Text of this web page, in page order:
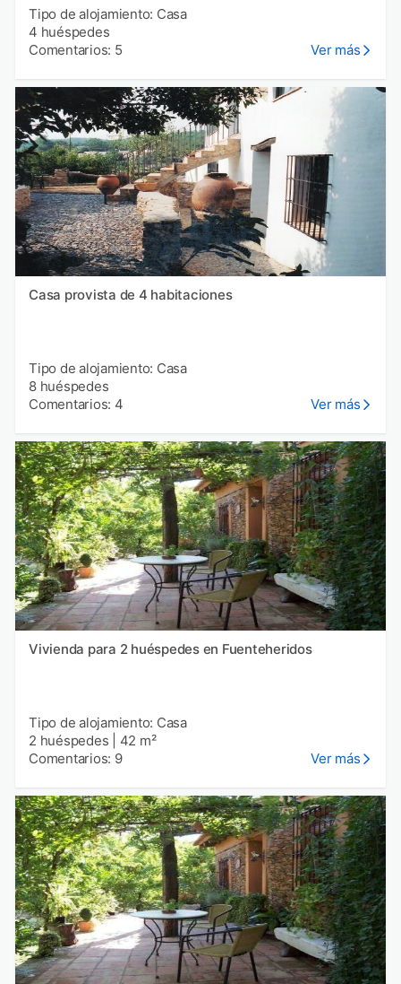
Tipo de alojamiento: Casa
4 huéspedes
Comentarios: 5
Ver más
Casa provista de 4 habitaciones
Tipo de alojamiento: Casa
8 huéspedes
Comentarios: 4
Ver más
Vivienda para 2 huéspedes en Fuenteheridos
Tipo de alojamiento: Casa
2 huéspedes
42 m²
Comentarios: 9
Ver más